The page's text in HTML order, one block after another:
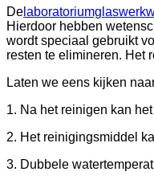
De
Hierdoor hebben
wordt speciaal gebruikt
resten te elimineren. Het
Laten we eens kijken
1. Na het reinigen kan
2. Het reinigingsmiddel
3. Dubbele